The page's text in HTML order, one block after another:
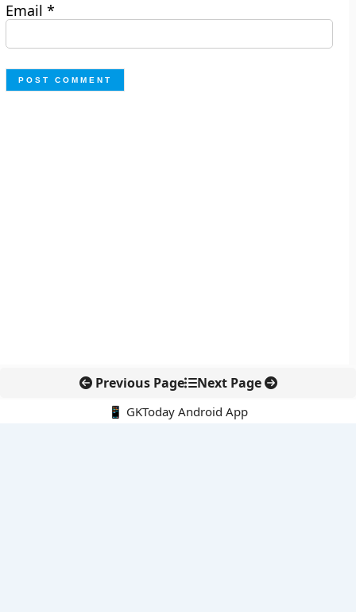
Email*
Previous Page Next Page
📱 GKToday Android App